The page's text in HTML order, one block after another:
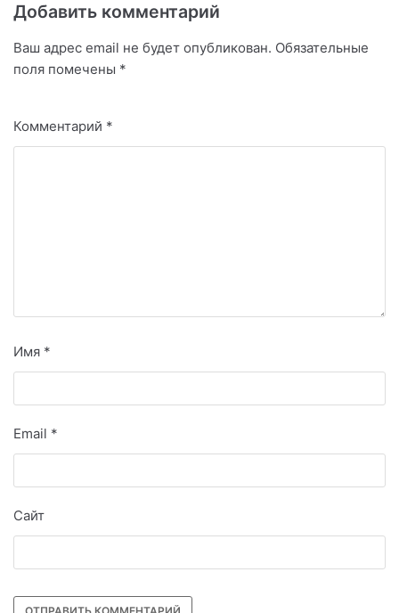
Добавить комментарий
Ваш адрес email не будет опубликован. Обязательные
поля помечены *
Комментарий *
Имя *
Email *
Сайт